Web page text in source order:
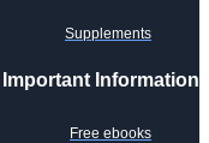
Supplements
Important Information
Free ebooks